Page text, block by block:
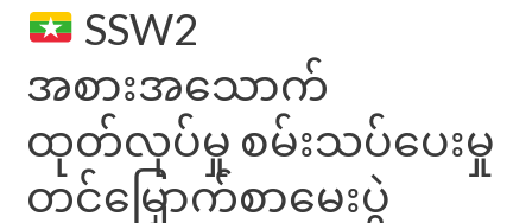
SSW2
အစားအသောက်
ထုတ်လုပ်မှု စမ်းသပ်ပေးမှု
တင်မြှောက်စာမေးပွဲ